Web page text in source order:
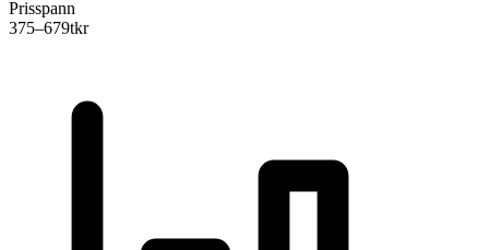
Prisspann
375–679tkr